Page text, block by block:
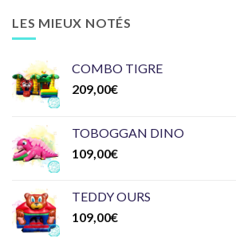
LES MIEUX NOTÉS
COMBO TIGRE
209,00€
TOBOGGAN DINO
109,00€
TEDDY OURS
109,00€